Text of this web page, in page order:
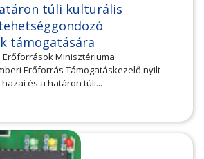
túli kulturális
támogatására
Minisztériuma
Erőforrás Támogatáskezelő nyilt
és a határon túli...